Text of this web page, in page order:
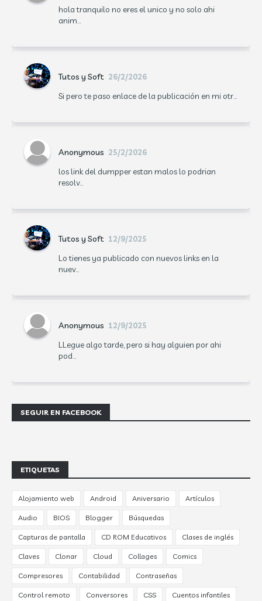
hola tranquilo no eres el unico y no solo ahi
anim...
Tutos y Soft 26/2/2026
Si pero te paso enlace de la publicación en mi otr...
Anonymous 25/2/2026
los link del dumpper estan malos lo podrian
resolv...
Tutos y Soft 12/9/2025
Lo tienes ya publicado con nuevos links en la
nuev...
Anonymous 12/9/2025
LLegue algo tarde, pero si hay alguien por ahi
pod...
SEGUIR EN FACEBOOK
ETIQUETAS
Alojamiento web Android Aniversario Artículos
Audio BIOS Blogger Búsquedas
Capturas de pantalla CD ROM Educativos Clases de inglés
Claves Clonar Cloud Collages Comics
Compresores Contabilidad Contraseñas
Control remoto Conversores CSS Cuentos infantiles